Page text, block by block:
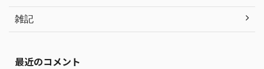
雑記
最近のコメント